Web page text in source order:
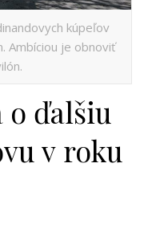
kúpeľov
Ambíciou je obnoviť
o ďalšiu
v roku